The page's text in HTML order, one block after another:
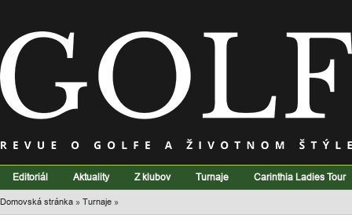
Editoriál Aktuality Z klubov Turnaje Carinthia Ladies Tour
Domovská stránka » Turnaje »